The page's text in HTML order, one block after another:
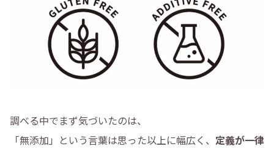
調べる中でまず気づいたのは、
「無添加」という言葉は思った以上に幅広く、 定義が一律